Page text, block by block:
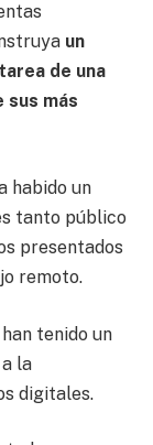
un
de una
sus más
habido un
tanto público
presentados
remoto.
tenido un
la
digitales.